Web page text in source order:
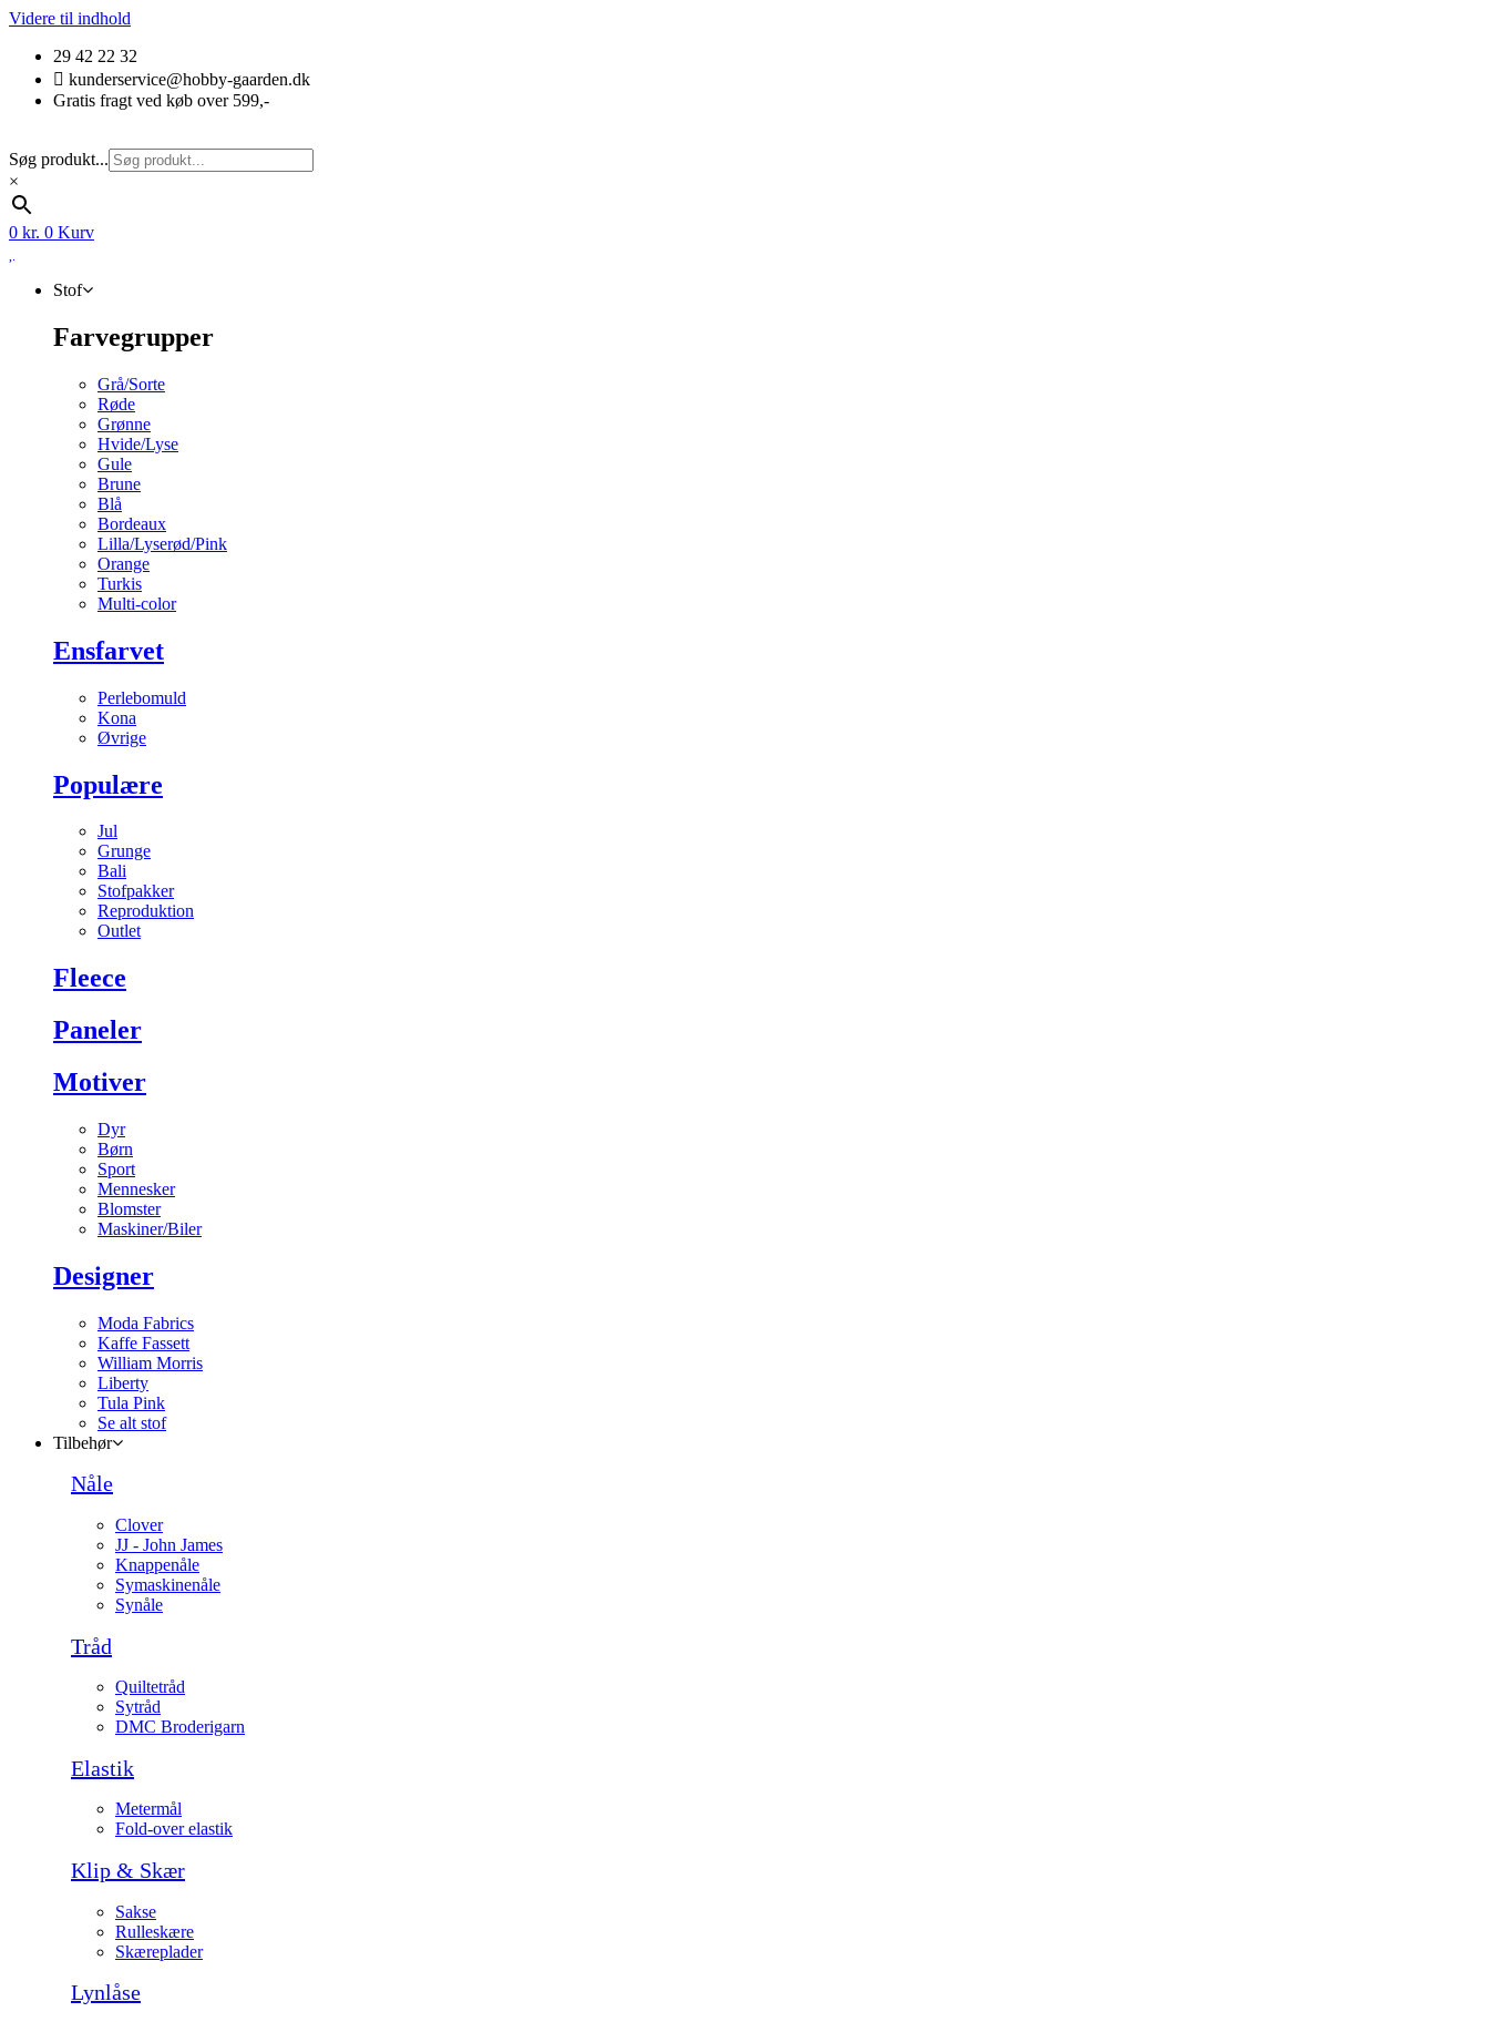
Videre til indhold
29 42 22 32
kunderservice@hobby-gaarden.dk
Gratis fragt ved køb over 599,-
Søg produkt...
×
0 kr. 0 Kurv
Stof
Farvegrupper
Grå/Sorte
Røde
Grønne
Hvide/Lyse
Gule
Brune
Blå
Bordeaux
Lilla/Lyserød/Pink
Orange
Turkis
Multi-color
Ensfarvet
Perlebomuld
Kona
Øvrige
Populære
Jul
Grunge
Bali
Stofpakker
Reproduktion
Outlet
Fleece
Paneler
Motiver
Dyr
Børn
Sport
Mennesker
Blomster
Maskiner/Biler
Designer
Moda Fabrics
Kaffe Fassett
William Morris
Liberty
Tula Pink
Se alt stof
Tilbehør
Nåle
Clover
JJ - John James
Knappenåle
Symaskinenåle
Synåle
Tråd
Quiltetråd
Sytråd
DMC Broderigarn
Elastik
Metermål
Fold-over elastik
Klip & Skær
Sakse
Rulleskære
Skæreplader
Lynlåse